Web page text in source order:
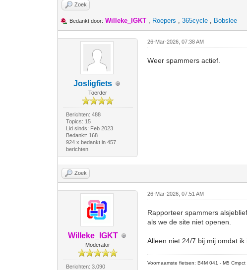
Zoek
Bedankt door: Willeke_IGKT , Roepers ,365cycle , Bobslee
Josligfiets
Toerder
Berichten: 488
Topics: 15
Lid sinds: Feb 2023
Bedankt: 168
924 x bedankt in 457
berichten
26-Mar-2026, 07:38 AM
Weer spammers actief.
Zoek
Willeke_IGKT
Moderator
Berichten: 3.090
26-Mar-2026, 07:51 AM
Rapporteer spammers
als we de site niet openen.
Alleen niet 24/7 bij mij omdat
Voornaamste fietsen: B4M 041 - M5